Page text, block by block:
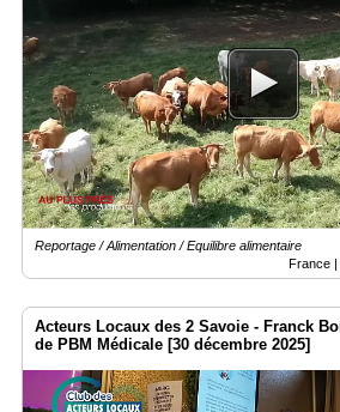
Reportage / Alimentation / Equilibre alimentaire
France |
Acteurs Locaux des 2 Savoie - Franck
de PBM Médicale [30 décembre 2025]